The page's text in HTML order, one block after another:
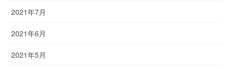
2021年7月
2021年6月
2021年5月